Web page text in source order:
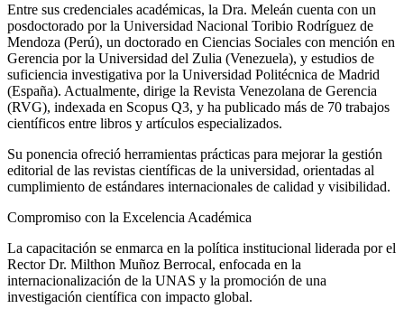
Entre sus credenciales académicas, la Dra. Meleán cuenta con un
posdoctorado por la Universidad Nacional Toribio Rodríguez de
Mendoza (Perú), un doctorado en Ciencias Sociales con mención en
Gerencia por la Universidad del Zulia (Venezuela), y estudios de
suficiencia investigativa por la Universidad Politécnica de Madrid
(España). Actualmente, dirige la Revista Venezolana de Gerencia
(RVG), indexada en Scopus Q3, y ha publicado más de 70 trabajos
científicos entre libros y artículos especializados.
Su ponencia ofreció herramientas prácticas para mejorar la gestión
editorial de las revistas científicas de la universidad, orientadas al
cumplimiento de estándares internacionales de calidad y visibilidad.
Compromiso con la Excelencia Académica
La capacitación se enmarca en la política institucional liderada por el
Rector Dr. Milthon Muñoz Berrocal, enfocada en la
internacionalización de la UNAS y la promoción de una
investigación científica con impacto global.